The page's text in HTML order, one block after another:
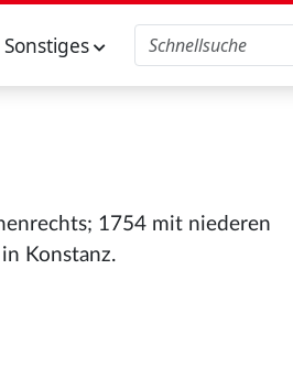
Sonstiges
1754 mit niederen
Konstanz.